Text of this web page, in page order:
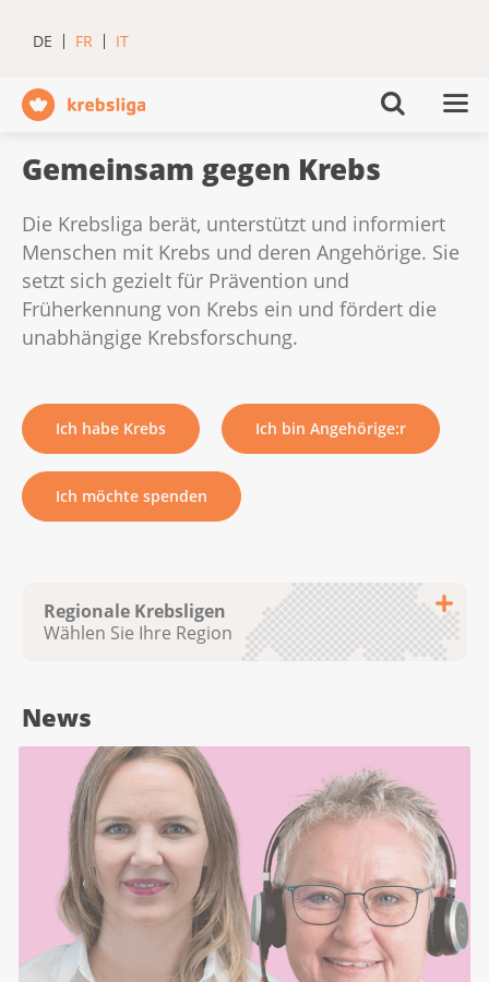
DE FR IT
Gemeinsam gegen Krebs
Die Krebsliga berät, unterstützt und informiert
Menschen mit Krebs und deren Angehörige. Sie
setzt sich gezielt für Prävention und
Früherkennung von Krebs ein und fördert die
unabhängige Krebsforschung.
Ich habe Krebs Ich bin Angehörige:r
Ich möchte spenden
Regionale Krebsligen
Wählen Sie Ihre Region
Krebsliga Aargau
Krebsliga beider Basel
Krebsliga Bern
Krebsliga Freiburg
Ligue genevoise contre le cancer
Krebsliga Graubünden
Ligue jurassienne contre le cancer
Ligue neuchâteloise contre le cancer
News